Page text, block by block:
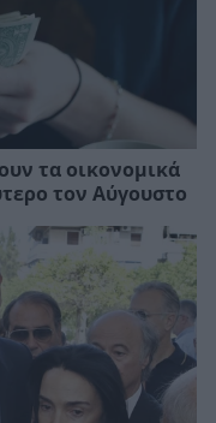
τα οικονομικά
τον Αύγουστο